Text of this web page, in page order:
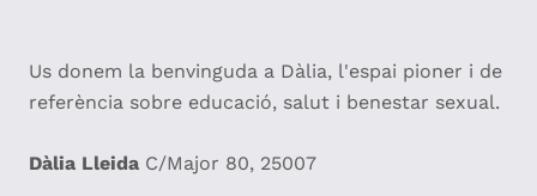
Us donem la benvinguda a Dàlia, l'espai pioner i de
referència sobre educació, salut i benestar sexual.
Dàlia Lleida C/Major 80, 25007